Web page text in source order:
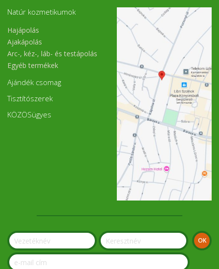
Natúr kozmetikumok
Hajápolás
Ajakápolás
Arc-, kéz-, láb- és testápolás
Egyéb termékek
Ajándék csomag
Tisztítószerek
KÖZÖSügyes